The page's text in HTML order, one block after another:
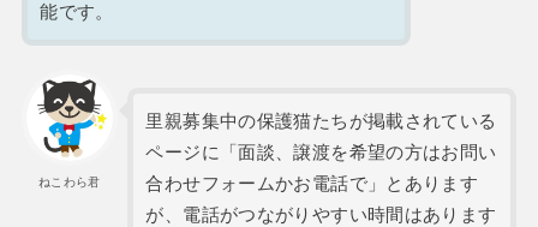
能です。
ねこわら君
里親募集中の保護猫たちが掲載されている
ページに「面談、譲渡を希望の方はお問い
合わせフォームかお電話で」とあります
が、電話がつながりやすい時間はあります